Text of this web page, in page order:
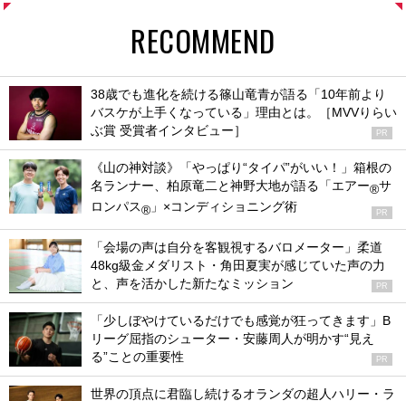
RECOMMEND
38歳でも進化を続ける篠山竜青が語る「10年前より
バスケが上手くなっている」理由とは。［MVVりらい
ぶ賞 受賞者インタビュー］
PR
《山の神対談》「やっぱり“タイパ”がいい！」箱根の
名ランナー、柏原竜二と神野大地が語る「エアー®サ
ロンパス® 」×コンディショニング術 PR
「会場の声は自分を客観視するバロメーター」柔道
48kg級金メダリスト・角田夏実が感じていた声の力
と、声を活かした新たなミッション
PR
「少しぼやけているだけでも感覚が狂ってきます」B
リーグ屈指のシューター・安藤周人が明かす“見え
る”ことの重要性
PR
世界の頂点に君臨し続けるオランダの超人ハリー・ラ